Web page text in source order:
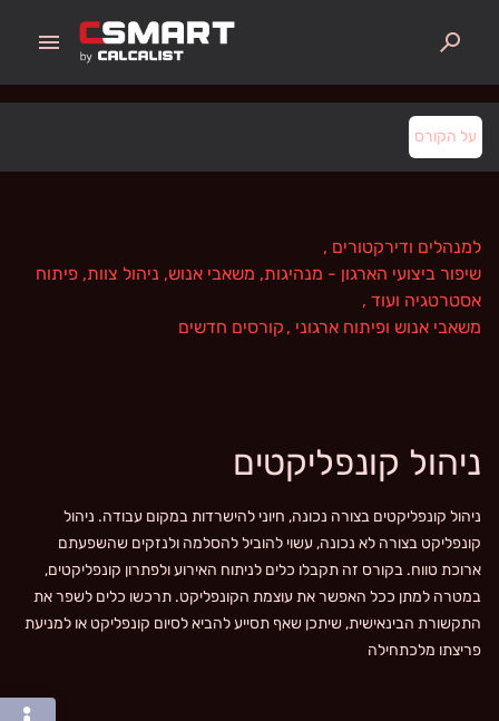
menu search
על הקורס
למנהלים ודירקטורים ,
שיפור ביצועי הארגון - מנהיגות, משאבי אנוש, ניהול צוות, פיתוח
אסטרטגיה ועוד ,
משאבי אנוש ופיתוח ארגוני , קורסים חדשים
ניהול קונפליקטים
ניהול קונפליקטים בצורה נכונה, חיוני להישרדות במקום עבודה. ניהול
קונפליקט בצורה לא נכונה, עשוי להוביל להסלמה ולנזקים שהשפעתם
ארוכת טווח. בקורס זה תקבלו כלים לניתוח האירוע ולפתרון קונפליקטים,
במטרה למתן ככל האפשר את עוצמת הקונפליקט. תרכשו כלים לשפר את
התקשורת הבינאישית, שיתכן שאף תסייע להביא לסיום קונפליקט או למניעת
פריצתו מלכתחילה